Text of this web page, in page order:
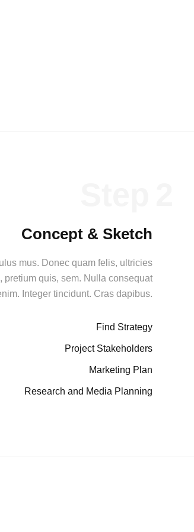
Concept & Sketch
mus. Donec quam felis, ultricies
pretium quis, sem. Nulla consequat
Integer tincidunt. Cras dapibus.
Find Strategy
Project Stakeholders
Marketing Plan
Research and Media Planning